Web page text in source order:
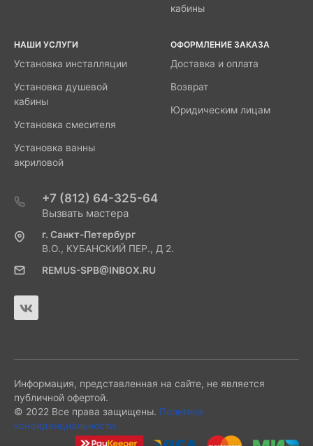
кабины
НАШИ УСЛУГИ
Установка инсталляции
Установка душевой
кабины
Установка смесителя
Установка ванны
акриловой
ОФОРМЛЕНИЕ ЗАКАЗА
Доставка и оплата
Возврат
Юридическим лицам
+7 (812) 64-325-64
Вызвать мастера
г. Санкт-Петербург
В.О., КУБАНСКИЙ ПЕР., Д 2.
REMUS-SPB@INBOX.RU
Информация, представленная на сайте, не является
публичной офертой.
© 2022 Все права защищены. Политика
конфиденциальности